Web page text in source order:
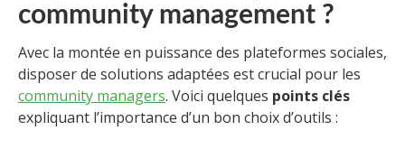
community management ?
Avec la montée en puissance des plateformes sociales,
disposer de solutions adaptées est crucial pour les
community managers. Voici quelques points clés
expliquant l’importance d’un bon choix d’outils :